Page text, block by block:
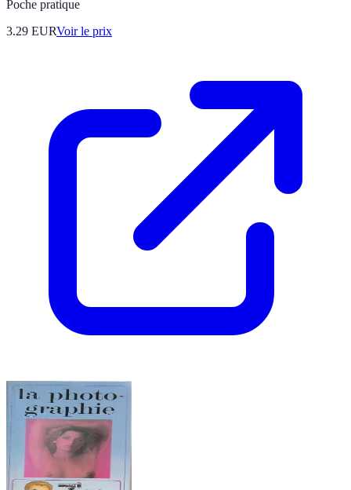
Poche pratique
3.29 EURVoir le prix